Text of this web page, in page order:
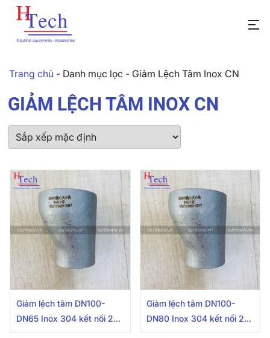
Trang chủ - Danh mục lọc - Giảm Lệch Tâm Inox CN
GIẢM LỆCH TÂM INOX CN
Giảm lệch tâm DN100-
DN65 Inox 304 kết nối 2
Giảm lệch tâm DN100-
DN80 Inox 304 kết nối 2